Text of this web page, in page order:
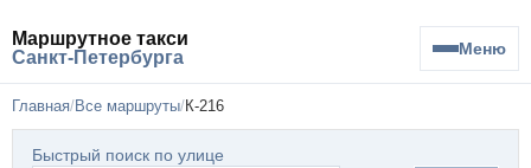
Маршрутное такси
Санкт-Петербурга
Меню
Главная Все маршруты К-216
Быстрый поиск по улице